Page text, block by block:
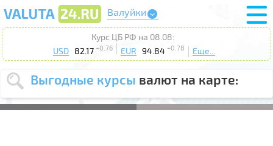
Валуйки
Курс ЦБ РФ на 08.08:
USD
82.17 +0.76 EUR 94.84 +0.78 Еще...
Выгодные курсы валют на карте:
Выберите
USD EUR